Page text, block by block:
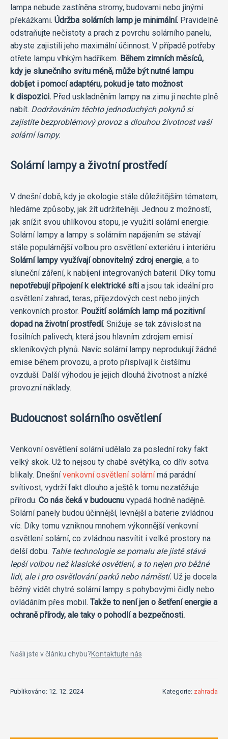
lampa nebude zastíněna stromy, budovami nebo jinými
překážkami. Údržba solárních lamp je minimální. Pravidelně
odstraňujte nečistoty a prach z povrchu solárního panelu,
abyste zajistili jeho maximální účinnost. V případě potřeby
otřete lampu vlhkým hadříkem. Během zimních měsíců,
kdy je slunečního svitu méně, může být nutné lampu
dobíjet i pomocí adaptéru, pokud je tato možnost
k dispozici. Před uskladněním lampy na zimu ji nechte plně
nabít. Dodržováním těchto jednoduchých pokynů si
zajistíte bezproblémový provoz a dlouhou životnost vaší
solární lampy.
Solární lampy a životní prostředí
V dnešní době, kdy je ekologie stále důležitějším tématem,
hledáme způsoby, jak žít udržitelněji. Jednou z možností,
jak snížit svou uhlíkovou stopu, je využití solární energie.
Solární lampy a lampy s solárním napájením se stávají
stále populárnější volbou pro osvětlení exteriéru i interiéru.
Solární lampy využívají obnovitelný zdroj energie, a to
sluneční záření, k nabíjení integrovaných baterií. Díky tomu
nepotřebují připojení k elektrické síti a jsou tak ideální pro
osvětlení zahrad, teras, příjezdových cest nebo jiných
venkovních prostor. Použití solárních lamp má pozitivní
dopad na životní prostředí. Snižuje se tak závislost na
fosilních palivech, která jsou hlavním zdrojem emisí
skleníkových plynů. Navíc solární lampy neprodukují žádné
emise během provozu, a proto přispívají k čistšímu
ovzduší. Další výhodou je jejich dlouhá životnost a nízké
provozní náklady.
Budoucnost solárního osvětlení
Venkovní osvětlení solární udělalo za poslední roky fakt
velký skok. Už to nejsou ty chabé světýlka, co dřív sotva
blikaly. Dnešnívenkovní osvětlení solárnímá parádní
svítivost, vydrží fakt dlouho a ještě k tomu nezatěžuje
přírodu. Co nás čeká v budoucnu vypadá hodně nadějně.
Solární panely budou účinnější, levnější a baterie zvládnou
víc. Díky tomu vzniknou mnohem výkonnější venkovní
osvětlení solární, co zvládnou nasvítit i velké prostory na
delší dobu. Tahle technologie se pomalu ale jistě stává
lepší volbou než klasické osvětlení, a to nejen pro běžné
lidi, ale i pro osvětlování parků nebo náměstí. Už je docela
běžný vidět chytré solární lampy s pohybovými čidly nebo
ovládáním přes mobil. Takže to není jen o šetření energie a
ochraně přírody, ale taky o pohodlí a bezpečnosti.
Našli jste v článku chybu?Kontaktujte nás
Publikováno: 12. 12. 2024 Kategorie: zahrada